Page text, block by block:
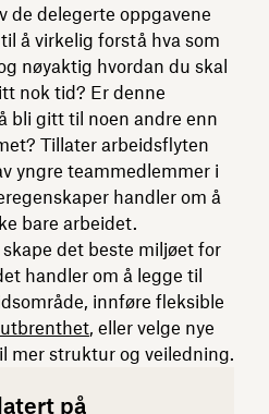
de delegerte oppgavene
å virkelig forstå hva som
nøyaktig hvordan du skal
nok tid? Er denne
bli gitt til noen andre enn
Tillater arbeidsflyten
yngre teammedlemmer i
handler om å
bare arbeidet.
det beste miljøet for
handler om å legge til
innføre fleksible
, eller velge nye
mer struktur og veiledning.
på